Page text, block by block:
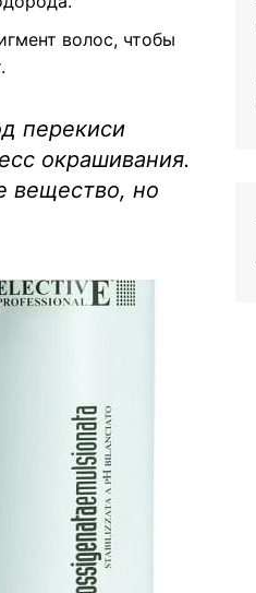
волос, чтобы
перекиси
окрашивания.
вещество, но